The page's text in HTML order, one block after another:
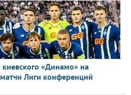
«Динамо» на
Лиги конференций